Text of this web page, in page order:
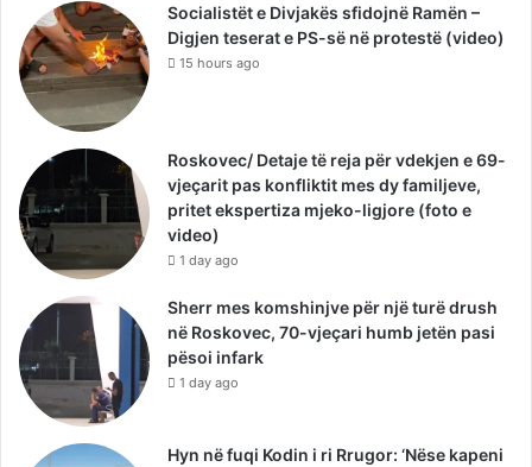
Socialistët e Divjakës sfidojnë Ramën –
Digjen teserat e PS-së në protestë (video)
15 hours ago
Roskovec/ Detaje të reja për vdekjen e 69-
vjeçarit pas konfliktit mes dy familjeve,
pritet ekspertiza mjeko-ligjore (foto e
video)
1 day ago
Sherr mes komshinjve për një turë drush
në Roskovec, 70-vjeçari humb jetën pasi
pësoi infark
1 day ago
Hyn në fuqi Kodin i ri Rrugor: ‘Nëse kapeni